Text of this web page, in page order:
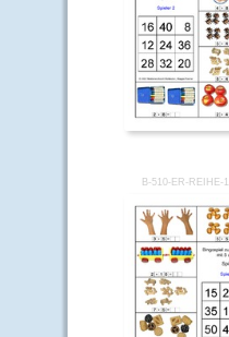
B-510-ER-REIHE-